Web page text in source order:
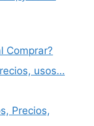
Comprar?
usos…
Precios,